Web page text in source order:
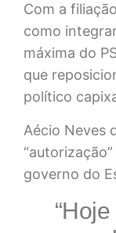
Com a
como
máxima do
que
político
Aécio Neves
governo do